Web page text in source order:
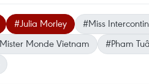
#Julia Morley
#Miss
Monde Vietnam
#Pham